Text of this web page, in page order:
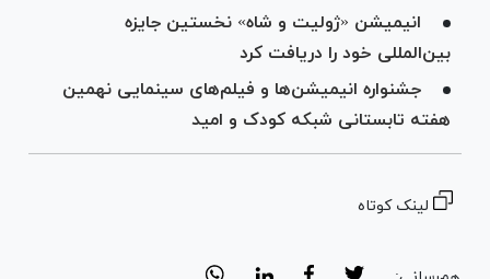
انیمیشن «ژولیت و شاه» نخستین جایزه
بین‌المللی خود را دریافت کرد
جشنواره انیمیشن‌ها و فیلم‌های سینمایی نهمین
هفته تابستانی شبکه کودک و امید
لینک کوتاه